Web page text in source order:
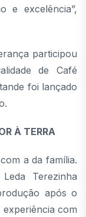
e excelência”,
participou
de Café
foi lançado
À TERRA
a da família.
Terezinha
após o
com